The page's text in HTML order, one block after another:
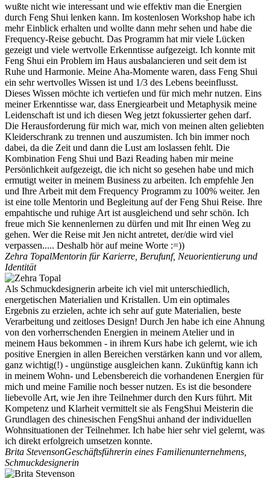
wußte nicht wie interessant und wie effektiv man die Energien
durch Feng Shui lenken kann. Im kostenlosen Workshop habe ich
mehr Einblick erhalten und wollte dann mehr sehen und habe die
Frequency-Reise gebucht. Das Programm hat mir viele Lücken
gezeigt und viele wertvolle Erkenntisse aufgezeigt. Ich konnte mit
Feng Shui ein Problem im Haus ausbalancieren und seit dem ist
Ruhe und Harmonie. Meine Aha-Momente waren, dass Feng Shui
ein sehr wertvolles Wissen ist und 1/3 des Lebens beeinflusst.
Dieses Wissen möchte ich vertiefen und für mich mehr nutzen. Eins
meiner Erkenntisse war, dass Energiearbeit und Metaphysik meine
Leidenschaft ist und ich diesen Weg jetzt fokussierter gehen darf.
Die Herausforderung für mich war, mich von meinen alten geliebten
Kleiderschrank zu trennen und auszumisten. Ich bin immer noch
dabei, da die Zeit und dann die Lust am loslassen fehlt. Die
Kombination Feng Shui und Bazi Reading haben mir meine
Persönlichkeit aufgezeigt, die ich nicht so gesehen habe und mich
ermutigt weiter in meinem Business zu arbeiten. Ich empfehle Jen
und Ihre Arbeit mit dem Frequency Programm zu 100% weiter. Jen
ist eine tolle Mentorin und Begleitung auf der Feng Shui Reise. Ihre
empahtische und ruhige Art ist ausgleichend und sehr schön. Ich
freue mich Sie kennenlernen zu dürfen und mit Ihr einen Weg zu
gehen. Wer die Reise mit Jen nicht antretet, der/die wird viel
verpassen..... Deshalb hör auf meine Worte :=))
Zehra TopalMentorin für Karierre, Berufunf, Neuorientierung und
Identität
Als Schmuckdesignerin arbeite ich viel mit unterschiedlich,
energetischen Materialien und Kristallen. Um ein optimales
Ergebnis zu erzielen, achte ich sehr auf gute Materialien, beste
Verarbeitung und zeitloses Design! Durch Jen habe ich eine Ahnung
von den vorherrschenden Energien in meinem Atelier und in
meinem Haus bekommen - in ihrem Kurs habe ich gelernt, wie ich
positive Energien in allen Bereichen verstärken kann und vor allem,
ganz wichtig(!) - ungünstige ausgleichen kann. Zukünftig kann ich
in meinem Wohn- und Lebensbereich die vorhandenen Energien für
mich und meine Familie noch besser nutzen. Es ist die besondere
liebevolle Art, wie Jen ihre Teilnehmer durch den Kurs führt. Mit
Kompetenz und Klarheit vermittelt sie als FengShui Meisterin die
Grundlagen des chinesischen FengShui anhand der individuellen
Wohnsituationen der Teilnehmer. Ich habe hier sehr viel gelernt, was
ich direkt erfolgreich umsetzen konnte.
Brita StevensonGeschäftsführerin eines Familienunternehmens,
Schmuckdesignerin